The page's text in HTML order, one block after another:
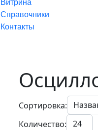
Витрина
Справочники
Контакты
Сортировка:
Количество: